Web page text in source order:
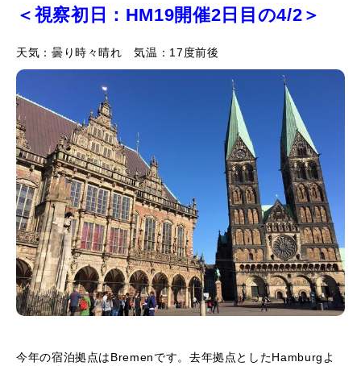
＜視察初日：HM19開催2日目の4/2＞
天気：曇り時々晴れ 気温：17度前後
今年の宿泊拠点はBremenです。去年拠点としたHamburgよ